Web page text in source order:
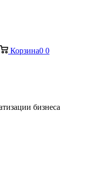
Корзина0 0
бизнеса